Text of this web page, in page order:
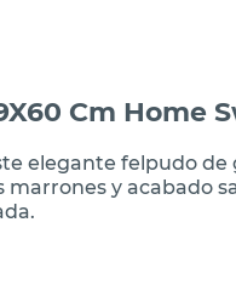
Cm Home
elegante felpudo
y acabado